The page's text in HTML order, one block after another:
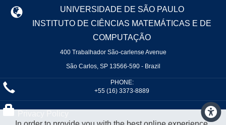
UNIVERSIDADE DE SÃO PAULO
INSTITUTO DE CIÊNCIAS MATEMÁTICAS E DE
COMPUTAÇÃO
400 Trabalhador São-carlense Avenue
São Carlos, SP 13566-590 - Brazil
PHONE:
+55 (16) 3373-8889